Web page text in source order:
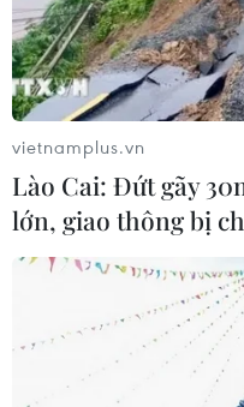
vietnamplus.vn
Lào Cai: Đứt gãy
lớn, giao thông bị